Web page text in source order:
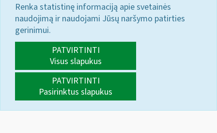
Renka statistinę informaciją apie svetainės
naudojimą ir naudojami Jūsų naršymo patirties
gerinimui.
PATVIRTINTI
Visus slapukus
PATVIRTINTI
Pasirinktus slapukus